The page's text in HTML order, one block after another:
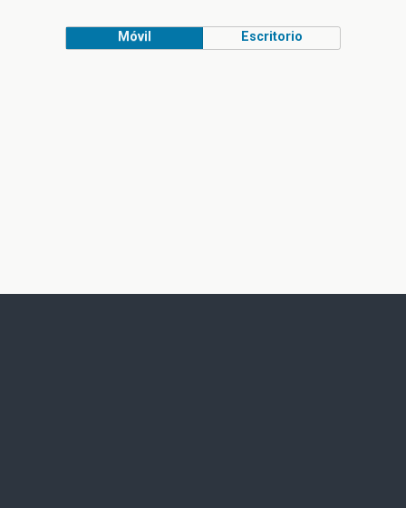
Móvil Escritorio